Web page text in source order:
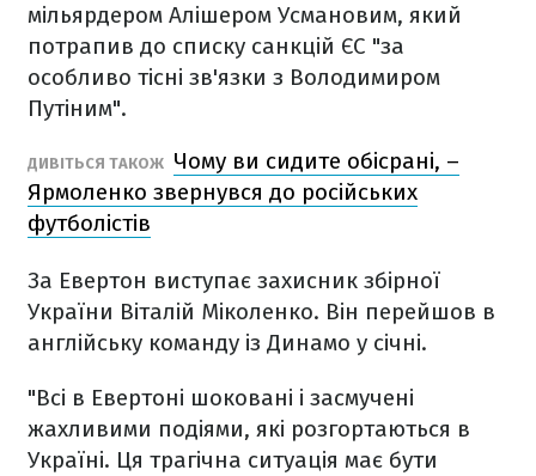
мільярдером Алішером Усмановим, який
потрапив до списку санкцій ЄС "за
особливо тісні зв'язки з Володимиром
Путіним".
ДИВІТЬСЯ ТАКОЖ Чому ви сидите обісрані, –
Ярмоленко звернувся до російських
футболістів
За Евертон виступає захисник збірної
України Віталій Міколенко. Він перейшов в
англійську команду із Динамо у січні.
"Всі в Евертоні шоковані і засмучені
жахливими подіями, які розгортаються в
Україні. Ця трагічна ситуація має бути